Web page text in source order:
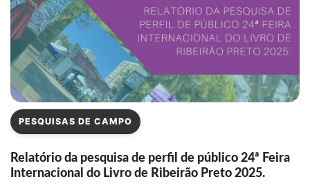
PESQUISAS DE CAMPO
Relatório da pesquisa de perfil de público 24ª Feira
Internacional do Livro de Ribeirão Preto 2025.